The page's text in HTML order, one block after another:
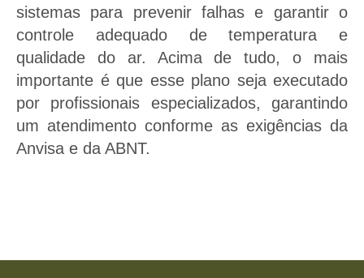
sistemas para prevenir falhas e garantir o
controle adequado de temperatura e
qualidade do ar. Acima de tudo, o mais
importante é que esse plano seja executado
por profissionais especializados, garantindo
um atendimento conforme as exigências da
Anvisa e da ABNT.